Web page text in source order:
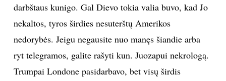
darbštaus kunigo. Gal Dievo tokia valia buvo, kad Jo
nekaltos, tyros širdies nesuterštų Amerikos
nedorybės. Jeigu negausite nuo manęs šiandie arba
ryt telegramos, galite rašyti kun. Juozapui nekrologą.
Trumpai Londone pasidarbavo, bet visų širdis